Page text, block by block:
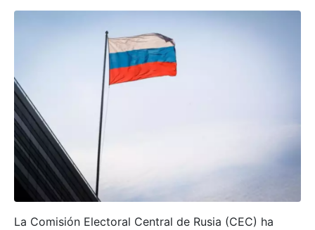
La Comisión Electoral Central de Rusia (CEC) ha